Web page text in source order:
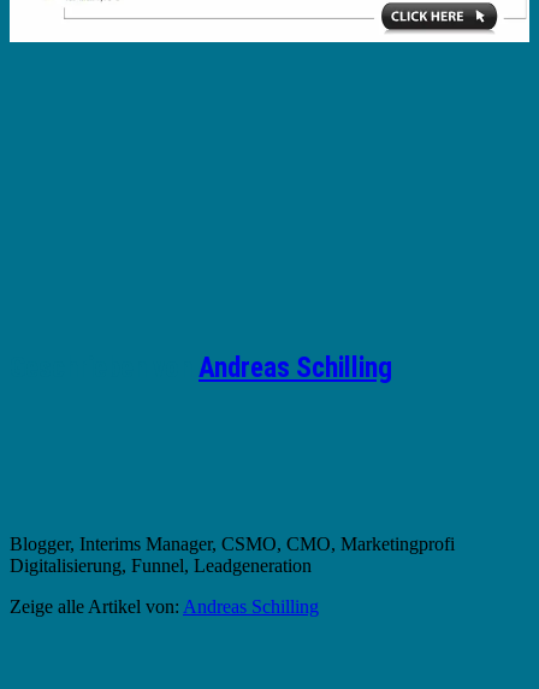
Andreas Schilling
Blogger, Interims Manager, CSMO, CMO, Marketingprofi
Digitalisierung, Funnel, Leadgeneration
Zeige alle Artikel von: Andreas Schilling